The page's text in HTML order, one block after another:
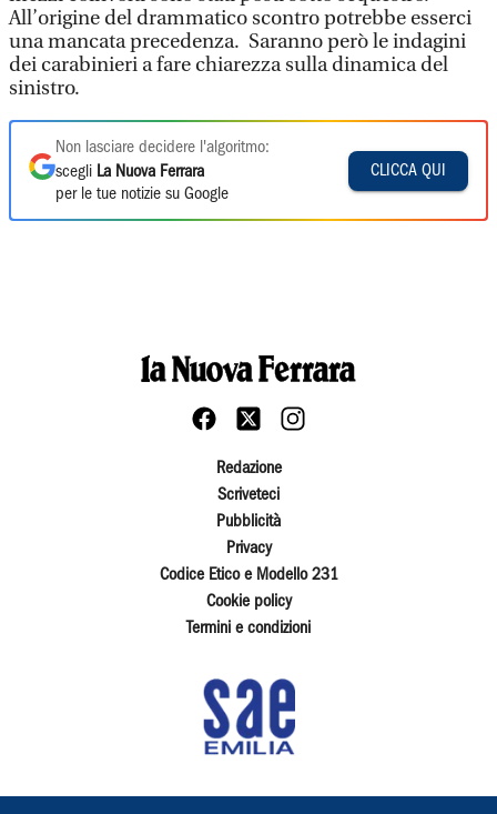
All’origine del drammatico scontro potrebbe esserci
una mancata precedenza. Saranno però le indagini
dei carabinieri a fare chiarezza sulla dinamica del
sinistro.
Non lasciare decidere l'algoritmo:
scegli La Nuova Ferrara
per le tue notizie su Google
CLICCA QUI
Redazione
Scriveteci
Pubblicità
Privacy
Codice Etico e Modello 231
Cookie policy
Termini e condizioni